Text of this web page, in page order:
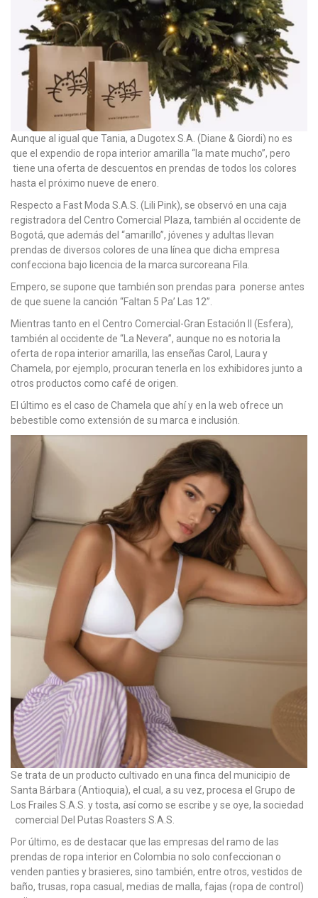
Aunque al igual que Tania, a Dugotex S.A. (Diane & Giordi) no es
que el expendio de ropa interior amarilla “la mate mucho”, pero
tiene una oferta de descuentos en prendas de todos los colores
hasta el próximo nueve de enero.
Respecto a Fast Moda S.A.S. (Lili Pink), se observó en una caja
registradora del Centro Comercial Plaza, también al occidente de
Bogotá, que además del “amarillo”, jóvenes y adultas llevan
prendas de diversos colores de una línea que dicha empresa
confecciona bajo licencia de la marca surcoreana Fila.
Empero, se supone que también son prendas para ponerse antes
de que suene la canción “Faltan 5 Pa’ Las 12”.
Mientras tanto en el Centro Comercial-Gran Estación II (Esfera),
también al occidente de “La Nevera”, aunque no es notoria la
oferta de ropa interior amarilla, las enseñas Carol, Laura y
Chamela, por ejemplo, procuran tenerla en los exhibidores junto a
otros productos como café de origen.
El último es el caso de Chamela que ahí y en la web ofrece un
bebestible como extensión de su marca e inclusión.
Se trata de un producto cultivado en una finca del municipio de
Santa Bárbara (Antioquia), el cual, a su vez, procesa el Grupo de
Los Frailes S.A.S. y tosta, así como se escribe y se oye, la sociedad
comercial Del Putas Roasters S.A.S.
Por último, es de destacar que las empresas del ramo de las
prendas de ropa interior en Colombia no solo confeccionan o
venden panties y brasieres, sino también, entre otros, vestidos de
baño, trusas, ropa casual, medias de malla, fajas (ropa de control)